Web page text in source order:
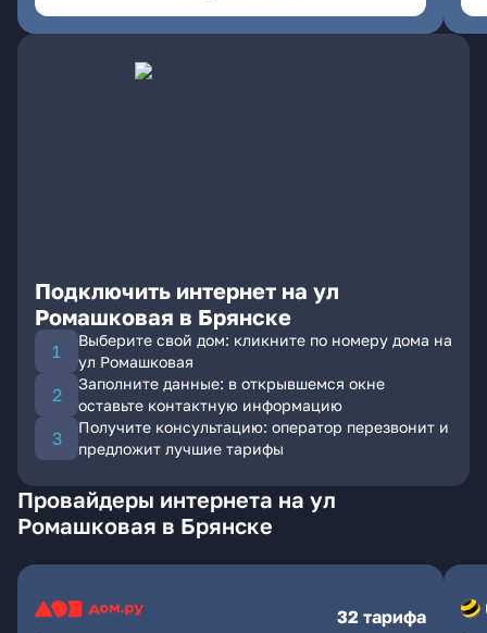
Подключить интернет на ул
Ромашковая в Брянске
Выберите свой дом: кликните по номеру дома на
ул Ромашковая
Заполните данные: в открывшемся окне
оставьте контактную информацию
Получите консультацию: оператор перезвонит и
предложит лучшие тарифы
Провайдеры интернета на ул
Ромашковая в Брянске
32 тарифа